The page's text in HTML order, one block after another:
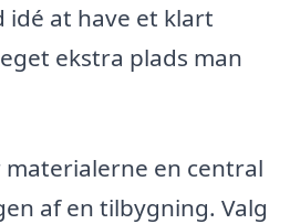
at have et klart
ekstra plads man
en central
af en tilbygning. Valg